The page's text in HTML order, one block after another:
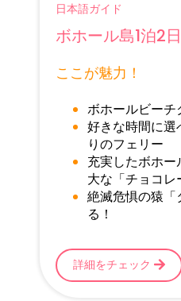
日本語ガイド
ボホール島1泊2
ここが魅力！
ボホールビーチ
好きな時間に選
りのフェリー
充実したボホ
大な「チョコ
絶滅危惧の猿「
る！
詳細をチェック